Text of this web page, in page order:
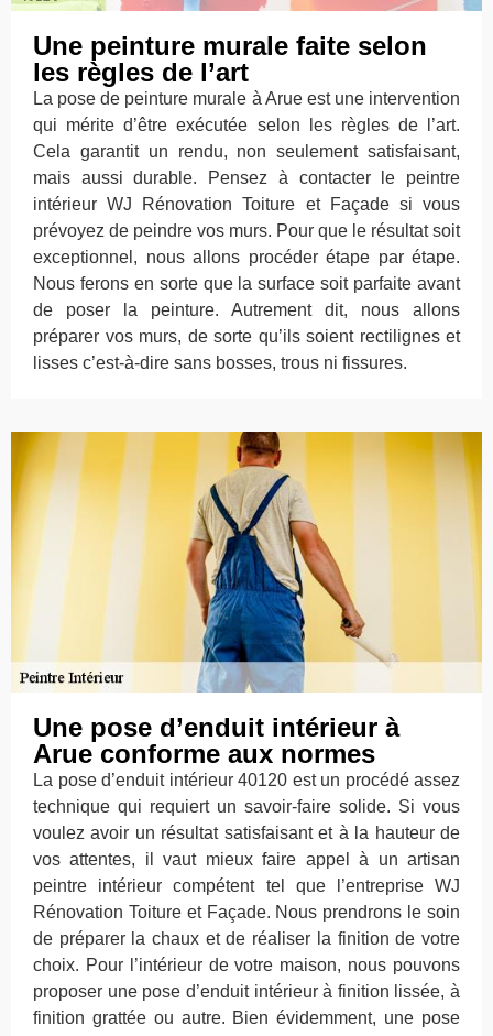
Une peinture murale faite selon
les règles de l’art
La pose de peinture murale à Arue est une intervention
qui mérite d’être exécutée selon les règles de l’art.
Cela garantit un rendu, non seulement satisfaisant,
mais aussi durable. Pensez à contacter le peintre
intérieur WJ Rénovation Toiture et Façade si vous
prévoyez de peindre vos murs. Pour que le résultat soit
exceptionnel, nous allons procéder étape par étape.
Nous ferons en sorte que la surface soit parfaite avant
de poser la peinture. Autrement dit, nous allons
préparer vos murs, de sorte qu’ils soient rectilignes et
lisses c’est-à-dire sans bosses, trous ni fissures.
Une pose d’enduit intérieur à
Arue conforme aux normes
La pose d’enduit intérieur 40120 est un procédé assez
technique qui requiert un savoir-faire solide. Si vous
voulez avoir un résultat satisfaisant et à la hauteur de
vos attentes, il vaut mieux faire appel à un artisan
peintre intérieur compétent tel que l’entreprise WJ
Rénovation Toiture et Façade. Nous prendrons le soin
de préparer la chaux et de réaliser la finition de votre
choix. Pour l’intérieur de votre maison, nous pouvons
proposer une pose d’enduit intérieur à finition lissée, à
finition grattée ou autre. Bien évidemment, une pose